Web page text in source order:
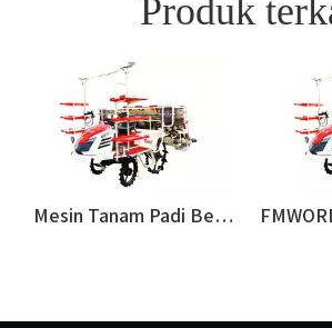
Produk
Mesin Tanam Padi Berkuda FMWORLD - 8 Baris (2ZGF-8G)